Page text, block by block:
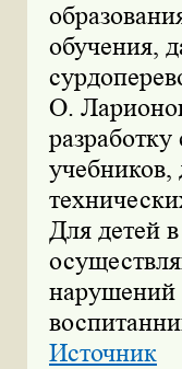
обучения,
О.
учебников,
Для детей
нарушений
Источник